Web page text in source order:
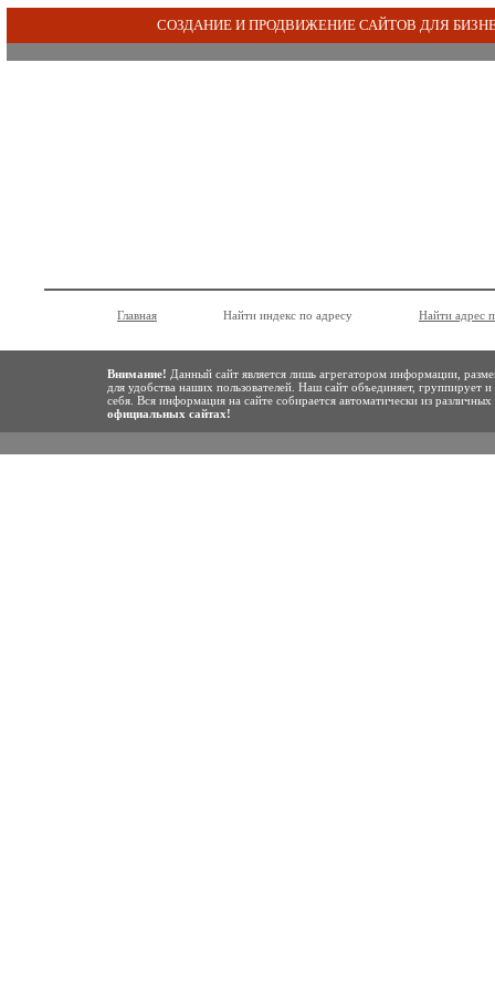
СОЗДАНИЕ И ПРОДВИЖЕНИЕ САЙТОВ ДЛЯ
Главная Найти индекс по адресу Найти адрес
Внимание! Данный сайт является лишь агрегатором информации,
для удобства наших пользователей. Наш сайт объединяет,
себя. Вся информация на сайте собирается автоматически из
официальных сайтах!